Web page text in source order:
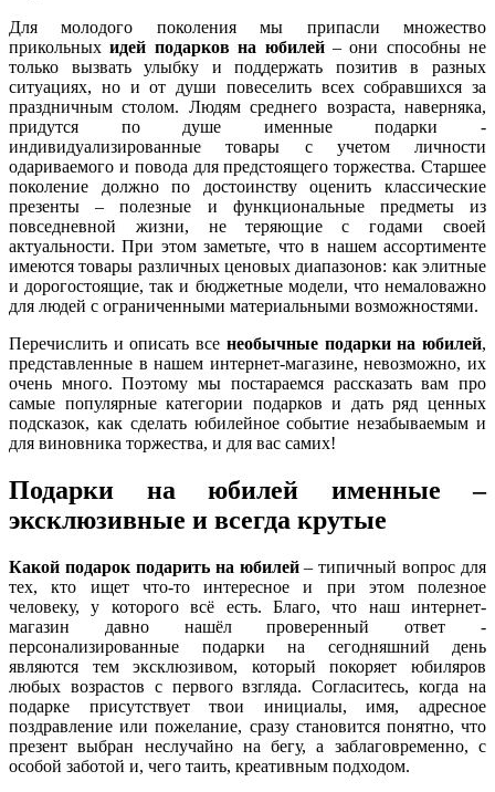
Для молодого поколения мы припасли множество
прикольныхидей подарков на юбилей – они способны не
только вызвать улыбку и поддержать позитив в разных
ситуациях, но и от души повеселить всех собравшихся за
праздничным столом. Людям среднего возраста, наверняка,
придутся по душе именные подарки -
индивидуализированные товары с учетом личности
одариваемого и повода для предстоящего торжества. Старшее
поколение должно по достоинству оценить классические
презенты – полезные и функциональные предметы из
повседневной жизни, не теряющие с годами своей
актуальности. При этом заметьте, что в нашем ассортименте
имеются товары различных ценовых диапазонов: как элитные
и дорогостоящие, так и бюджетные модели, что немаловажно
для людей с ограниченными материальными возможностями.
Перечислить и описать все необычные подарки на юбилей,
представленные в нашем интернет-магазине, невозможно, их
очень много. Поэтому мы постараемся рассказать вам про
самые популярные категории подарков и дать ряд ценных
подсказок, как сделать юбилейное событие незабываемым и
для виновника торжества, и для вас самих!
Подарки на юбилей именные –
эксклюзивные и всегда крутые
Какой подарок подарить на юбилей– типичный вопрос для
тех, кто ищет что-то интересное и при этом полезное
человеку, у которого всё есть. Благо, что наш интернет-
магазин давно нашёл проверенный ответ -
персонализированные подарки на сегодняшний день
являются тем эксклюзивом, который покоряет юбиляров
любых возрастов с первого взгляда. Согласитесь, когда на
подарке присутствует твои инициалы, имя, адресное
поздравление или пожелание, сразу становится понятно, что
презент выбран неслучайно на бегу, а заблаговременно, с
особой заботой и, чего таить, креативным подходом.